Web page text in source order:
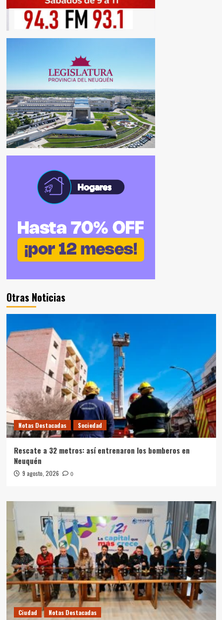
Otras Noticias
Notas Destacadas Sociedad
Rescate a 32 metros: así entrenaron los bomberos en
Neuquén
9 agosto, 2026 0
Ciudad Notas Destacadas